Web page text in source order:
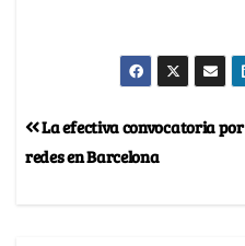
La efectiva convocatoria por
redes en Barcelona